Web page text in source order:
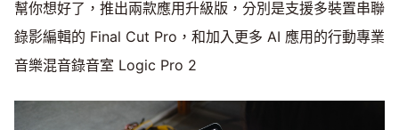
幫你想好了，推出兩款應用升級版，分別是支援多裝置串聯
錄影編輯的 Final Cut Pro，和加入更多 AI 應用的行動專業
音樂混音錄音室 Logic Pro 2